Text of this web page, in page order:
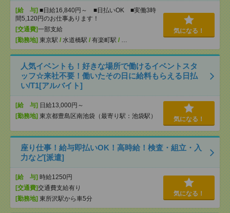
[給 与] ■日給16,840円～ ■日払いOK ■実働3時
間5,120円のお仕事あります！
[交通費]一部支給
[勤務地] 東京駅 / 水道橋駅 / 有楽町駅 / …
気になる！
人気イベントも！好きな場所で働けるイベントスタ
ッフ☆来社不要！働いたその日に給料もらえる日払
い/T1[アルバイト]
[給 与] 日給13,000円～
[勤務地] 東京都豊島区南池袋（最寄り駅：池袋駅） 気になる！
座り仕事！給与即払いOK！高時給！検査・組立・入
力など[派遣]
[給 与] 時給1250円
[交通費]交通費支給有り
[勤務地] 東所沢駅から車5分
気になる！